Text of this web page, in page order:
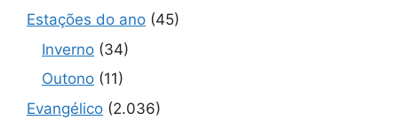
Estações do ano (45)
Inverno (34)
Outono (11)
Evangélico (2.036)